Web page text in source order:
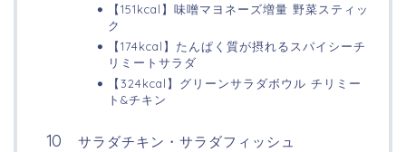
【151kcal】味噌マヨネーズ増量 野菜スティッ
ク
【174kcal】たんぱく質が摂れるスパイシーチ
リミートサラダ
【324kcal】グリーンサラダボウル チリミー
ト&チキン
サラダチキン・サラダフィッシュ